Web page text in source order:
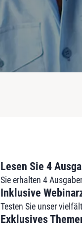
Lesen Sie 4
Sie erhalten 4
Inklusive
Testen Sie unser
Exklusives